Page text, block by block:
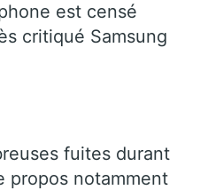
est censé
critiqué Samsung
fuites durant
propos notamment